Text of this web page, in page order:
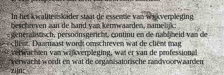
In het kwaliteitskader staat de essentie van wijkverpleging
beschreven aan de hand van kernwaarden, namelijk:
generalistisch, persoonsgericht, continu en de nabijheid van de
cliënt. Daarnaast wordt omschreven wat de cliënt mag
verwachten van wijkverpleging, wat er van de professional
verwacht wordt en wat de organisatorische randvoorwaarden
zijn: